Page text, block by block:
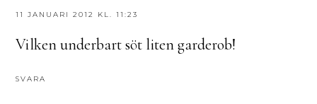
11 JANUARI 2012 KL. 11:23
Vilken underbart söt liten garderob!
SVARA